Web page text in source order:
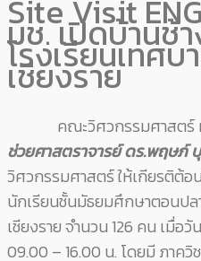
Site Visit
มช. เปิดบ้านช้
โรงเรียนเทศ
เชียงราย
คณะวิศวกรรมศาสตร์ มห
ช่วยศาสตราจารย์ ดร.พฤษภ์
วิศวกรรมศาสตร์ ให้เกียรติต้อ
นักเรียนชั้นมัธยมศึกษาตอนปล
เชียงราย จำนวน 126 คน เมื่อ
09.00 – 16.00 น. โดยมี ภาควิ